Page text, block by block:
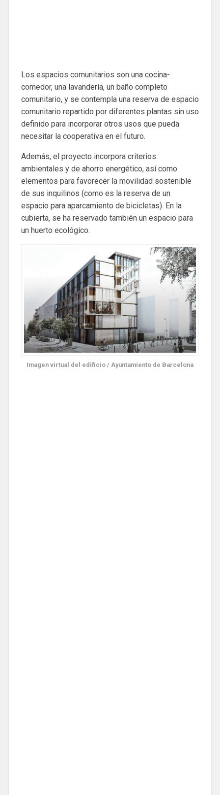
Los espacios comunitarios son una cocina-
comedor, una lavandería, un baño completo
comunitario, y se contempla una reserva de espacio
comunitario repartido por diferentes plantas sin uso
definido para incorporar otros usos que pueda
necesitar la cooperativa en el futuro.
Además, el proyecto incorpora criterios
ambientales y de ahorro energético, así como
elementos para favorecer la movilidad sostenible
de sus inquilinos (como es la reserva de un
espacio para aparcamiento de bicicletas). En la
cubierta, se ha reservado también un espacio para
un huerto ecológico.
Imagen virtual del edificio / Ayuntamiento de Barcelona